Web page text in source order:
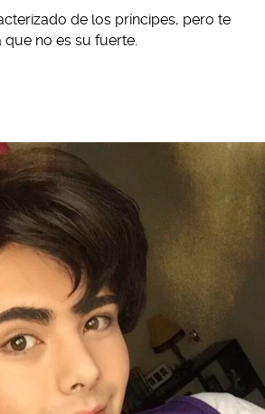
de los príncipes, pero te
no es su fuerte.